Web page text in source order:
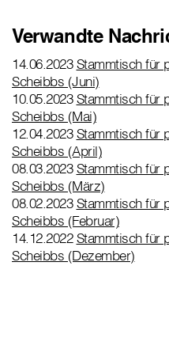
Verwandte
14.06.2023 Stammtisch für
Scheibbs (Juni)
10.05.2023 Stammtisch für
Scheibbs (Mai)
12.04.2023 Stammtisch für
Scheibbs (April)
08.03.2023 Stammtisch für
Scheibbs (März)
08.02.2023 Stammtisch für
Scheibbs (Februar)
14.12.2022 Stammtisch für
Scheibbs (Dezember)